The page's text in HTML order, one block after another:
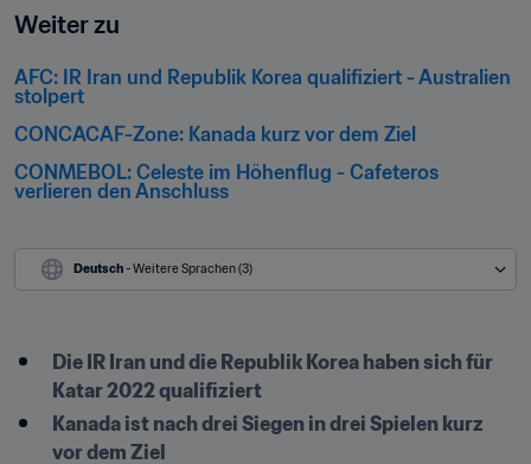
Weiter zu
AFC: IR Iran und Republik Korea qualifiziert - Australien
stolpert
CONCACAF-Zone: Kanada kurz vor dem Ziel
CONMEBOL: Celeste im Höhenflug - Cafeteros
verlieren den Anschluss
Deutsch - Weitere Sprachen (3)
Die IR Iran und die Republik Korea haben sich für
Katar 2022 qualifiziert
Kanada ist nach drei Siegen in drei Spielen kurz
vor dem Ziel